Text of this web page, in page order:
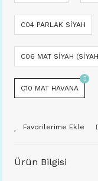
C04 PARLAK SİYAH
C06 MAT SİYAH
C10 MAT HAVANA
Ürün Bilgisi